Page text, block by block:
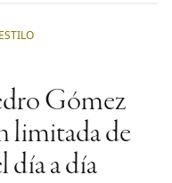
ESTILO
Gómez
limitada de
día a día